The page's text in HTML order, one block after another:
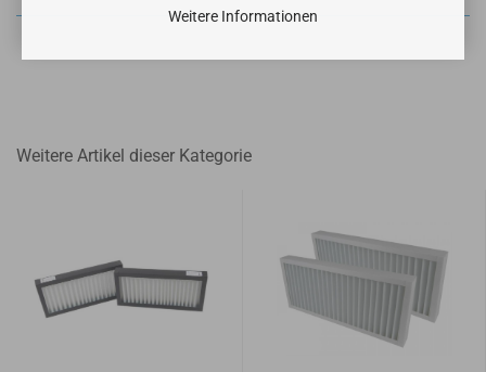
Weitere Informationen
Weitere Artikel dieser Kategorie